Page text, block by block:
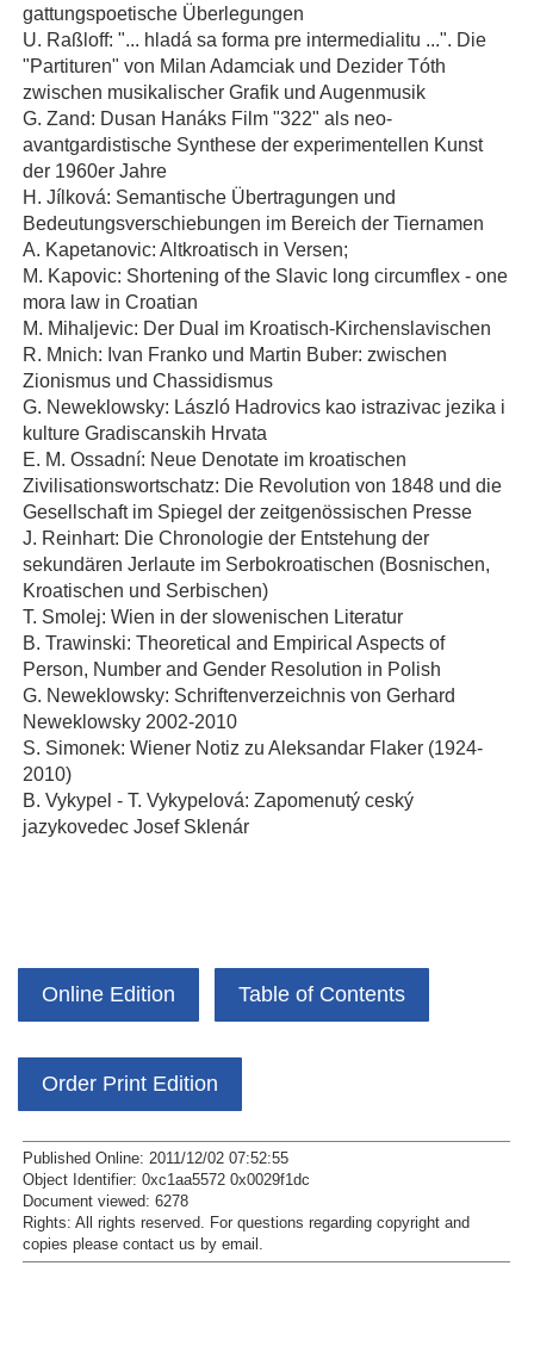
gattungspoetische Überlegungen
U. Raßloff: "... hladá sa forma pre intermedialitu ...". Die
"Partituren" von Milan Adamciak und Dezider Tóth
zwischen musikalischer Grafik und Augenmusik
G. Zand: Dusan Hanáks Film "322" als neo-
avantgardistische Synthese der experimentellen Kunst
der 1960er Jahre
H. Jílková: Semantische Übertragungen und
Bedeutungsverschiebungen im Bereich der Tiernamen
A. Kapetanovic: Altkroatisch in Versen;
M. Kapovic: Shortening of the Slavic long circumflex - one
mora law in Croatian
M. Mihaljevic: Der Dual im Kroatisch-Kirchenslavischen
R. Mnich: Ivan Franko und Martin Buber: zwischen
Zionismus und Chassidismus
G. Neweklowsky: László Hadrovics kao istrazivac jezika i
kulture Gradiscanskih Hrvata
E. M. Ossadní: Neue Denotate im kroatischen
Zivilisationswortschatz: Die Revolution von 1848 und die
Gesellschaft im Spiegel der zeitgenössischen Presse
J. Reinhart: Die Chronologie der Entstehung der
sekundären Jerlaute im Serbokroatischen (Bosnischen,
Kroatischen und Serbischen)
T. Smolej: Wien in der slowenischen Literatur
B. Trawinski: Theoretical and Empirical Aspects of
Person, Number and Gender Resolution in Polish
G. Neweklowsky: Schriftenverzeichnis von Gerhard
Neweklowsky 2002-2010
S. Simonek: Wiener Notiz zu Aleksandar Flaker (1924-
2010)
B. Vykypel - T. Vykypelová: Zapomenutý ceský
jazykovedec Josef Sklenár
Online Edition Table of Contents
Order Print Edition
Published Online: 2011/12/02 07:52:55
Object Identifier: 0xc1aa5572 0x0029f1dc
Document viewed: 6278
Rights: All rights reserved. For questions regarding copyright and
copies please contact us by email .